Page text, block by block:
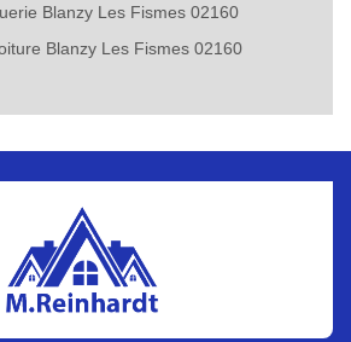
Blanzy Les Fismes 02160
Blanzy Les Fismes 02160